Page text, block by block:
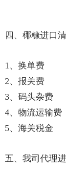
四、椰糠进口
1、换单费
2、报关费
3、码头杂费
4、物流运输费
5、海关税金
五、我司代理